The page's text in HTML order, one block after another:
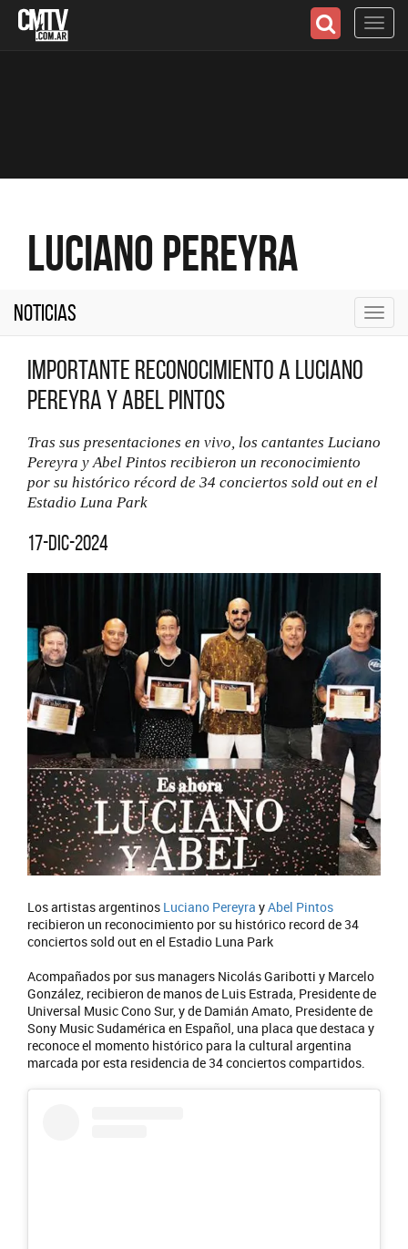
Luciano Pereyra
Noticias
Importante Reconocimiento a Luciano
Pereyra y Abel Pintos
Tras sus presentaciones en vivo, los cantantes Luciano
Pereyra y Abel Pintos recibieron un reconocimiento
por su histórico récord de 34 conciertos sold out en el
Estadio Luna Park
17-dic-2024
Los artistas argentinos Luciano Pereyra yAbel Pintos
recibieron un reconocimiento por su histórico record de 34
conciertos sold out en el Estadio Luna Park
Acompañados por sus managers Nicolás Garibotti y Marcelo
González, recibieron de manos de Luis Estrada, Presidente de
Universal Music Cono Sur, y de Damián Amato, Presidente de
Sony Music Sudamérica en Español, una placa que destaca y
reconoce el momento histórico para la cultural argentina
marcada por esta residencia de 34 conciertos compartidos.